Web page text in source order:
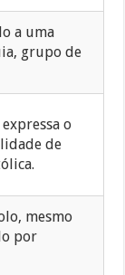
a uma
grupo de
o
de
mesmo
por